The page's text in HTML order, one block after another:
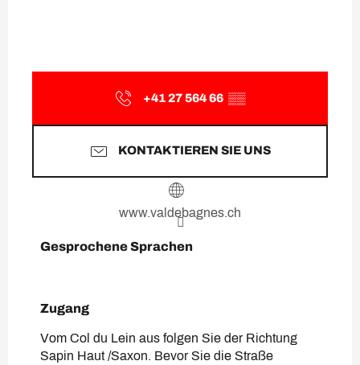
+41 27 564 66 ▒▒
KONTAKTIEREN SIE UNS
www.valdebagnes.ch
Gesprochene Sprachen
Gesprochene Sprachen
Zugang
Zugang
Vom Col du Lein aus folgen Sie der Richtung
Sapin Haut /Saxon. Bevor Sie die Straße